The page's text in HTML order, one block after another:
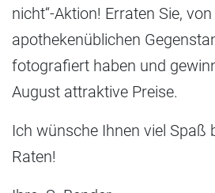
nicht“-Aktion! Erraten Sie,
apothekenüblichen
fotografiert haben und
August attraktive Preise.
Ich wünsche Ihnen viel Spaß
Raten!